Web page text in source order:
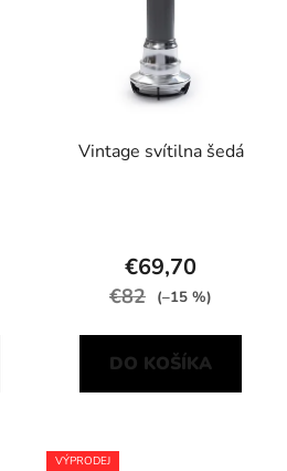
Vintage svítilna šedá
€69,70
€82 (–15 %)
DO KOŠÍKA
VÝPRODEJ